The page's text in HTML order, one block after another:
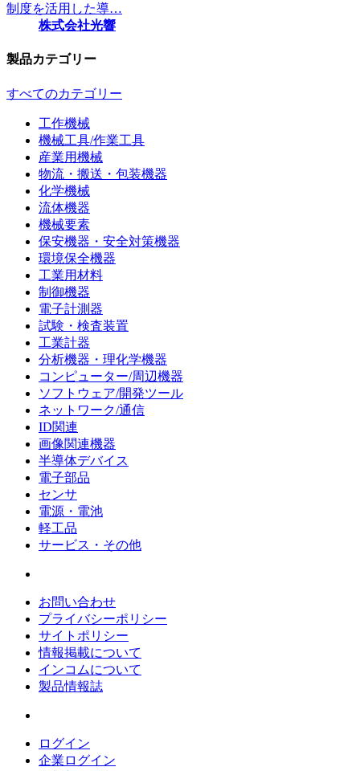
制度を活用した導…
株式会社光響
製品カテゴリー
すべてのカテゴリー
工作機械
機械工具/作業工具
産業用機械
物流・搬送・包装機器
化学機械
流体機器
機械要素
保安機器・安全対策機器
環境保全機器
工業用材料
制御機器
電子計測器
試験・検査装置
工業計器
分析機器・理化学機器
コンピューター/周辺機器
ソフトウェア/開発ツール
ネットワーク/通信
ID関連
画像関連機器
半導体デバイス
電子部品
センサ
電源・電池
軽工品
サービス・その他
お問い合わせ
プライバシーポリシー
サイトポリシー
情報掲載について
インコムについて
製品情報誌
ログイン
企業ログイン